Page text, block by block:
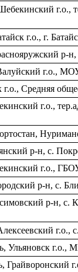
г.о.,
г.о., г.
г.о.,
Средняя
г.о.,
р-н, c.
г.о.,
р-н,
р-н,
Ульяновск